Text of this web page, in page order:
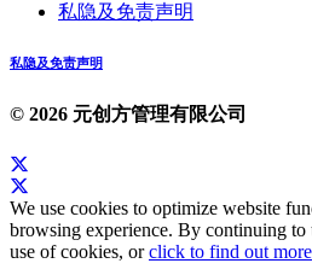
私隐及免责声明
私隐及免责声明
© 2026 元创方管理有限公司
We use cookies to optimize website
browsing experience. By continuing to
use of cookies, orclick to find out more